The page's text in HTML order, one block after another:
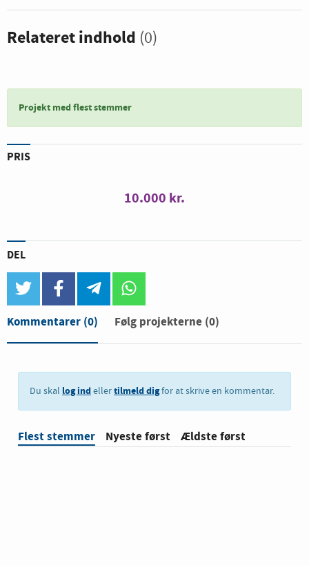
Relateret indhold (0)
Projekt med flest stemmer
PRIS
10.000 kr.
DEL
twitter facebook telegram
Kommentarer (0) Følg projekterne (0)
Du skal log indellertilmeld digfor at skrive en kommentar.
Flest stemmer Nyeste først Ældste først